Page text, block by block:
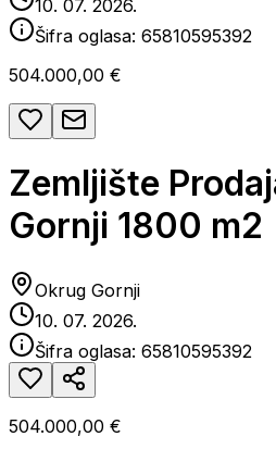
10. 07. 2026.
Šifra oglasa: 65810595392
504.000,00 €
Zemljište
Gornji 1800 m2
Okrug Gornji
10. 07. 2026.
Šifra oglasa: 65810595392
504.000,00 €